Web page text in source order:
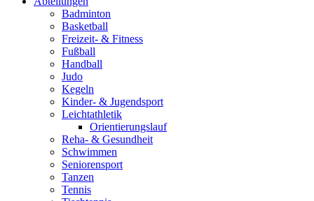
Badminton
Basketball
Freizeit- & Fitness
Fußball
Handball
Judo
Kegeln
Kinder- & Jugendsport
Leichtathletik
Orientierungslauf
Reha- & Gesundheit
Schwimmen
Seniorensport
Tanzen
Tennis